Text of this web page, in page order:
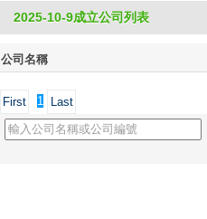
2025-10-9成立公司列表
公司名稱
First 1 Last